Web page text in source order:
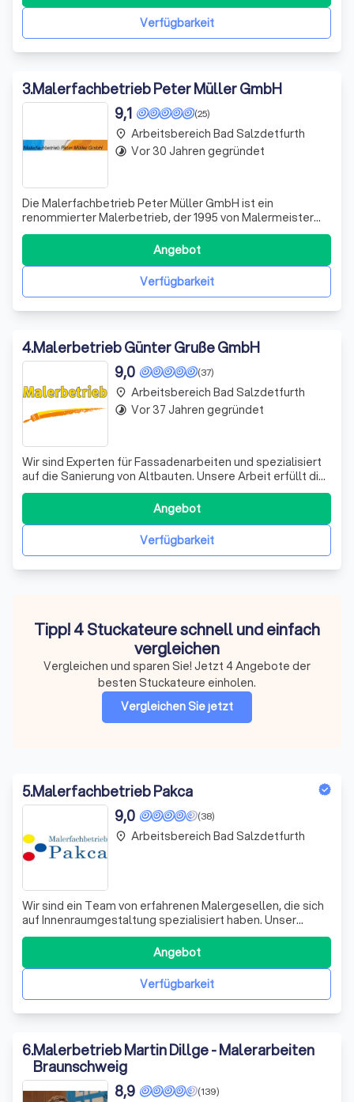
Verfügbarkeit
3.Malerfachbetrieb Peter Müller GmbH
(25)
9,1
Die Malerfachbetrieb Peter Müller GmbH ist ein
renommierter Malerbetrieb, der 1995 von Malermeister
Peter Müller gegründet wurde. Unser erfahrenes Team
von Facharbeitern verfügt über umfangreiches Wissen
und handwerkliches Können, das durch jahrelange
Erfahrung in der Branche erworben wurde. Wir leg
Verfügbarkeit
Angebot
place Arbeitsbereich Bad Salzdetfurth
timelapse Vor 30 Jahren gegründet
4.Malerbetrieb Günter Gruße GmbH
(37)
9,0
Wir sind Experten für Fassadenarbeiten und spezialisiert
auf die Sanierung von Altbauten. Unsere Arbeit erfüllt die
hohen Anforderungen der Energieeinsparverordnung und
verbessert die Dichtigkeit Ihrer Gebäudehülle. Mit unserer
Erfahrung und Fachkenntnis sorgen wir für eine effiziente
Verfügbarkeit
Angebot
place Arbeitsbereich Bad Salzdetfurth
timelapse Vor 37 Jahren gegründet
Tipp! 4 Stuckateure schnell und einfach
vergleichen
Vergleichen und sparen Sie! Jetzt 4 Angebote der
besten Stuckateure einholen.
Vergleichen Sie jetzt
5.Malerfachbetrieb Pakca
(38)
9,0
Wir sind ein Team von erfahrenen Malergesellen, die sich
auf Innenraumgestaltung spezialisiert haben. Unser
Handwerk und Ihre Ideen fließen bei uns nahtlos
zusammen. Wenn Sie bereits eine Vision für Ihre
Räumlichkeiten haben, setzen wir diese mit unserer
Expertise um. Sollten Sie noch keine konkrete
Verfügbarkeit
Angebot
place Arbeitsbereich Bad Salzdetfurth
6.Malerbetrieb Martin Dillge - Malerarbeiten
Braunschweig
(139)
8,9